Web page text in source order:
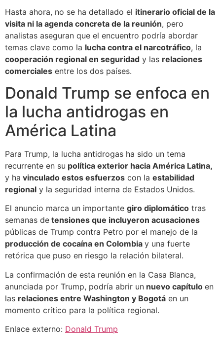
Hasta ahora, no se ha detallado el itinerario oficial de la
visita ni la agenda concreta de la reunión, pero
analistas aseguran que el encuentro podría abordar
temas clave como la lucha contra el narcotráfico, la
cooperación regional en seguridad y las relaciones
comerciales entre los dos países.
Donald Trump se enfoca en
la lucha antidrogas en
América Latina
Para Trump, la lucha antidrogas ha sido un tema
recurrente en su política exterior hacia América Latina,
y ha vinculado estos esfuerzos con la estabilidad
regional y la seguridad interna de Estados Unidos.
El anuncio marca un importante giro diplomático tras
semanas de tensiones que incluyeron acusaciones
públicas de Trump contra Petro por el manejo de la
producción de cocaína en Colombia y una fuerte
retórica que puso en riesgo la relación bilateral.
La confirmación de esta reunión en la Casa Blanca,
anunciada por Trump, podría abrir un nuevo capítulo en
las relaciones entre Washington y Bogotá en un
momento crítico para la política regional.
Enlace externo: Donald Trump